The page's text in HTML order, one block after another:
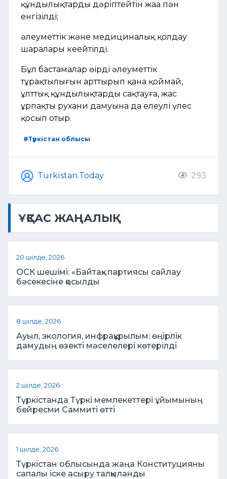
құндылықтарды дәріптейтін жаңа пән
енгізілді;
әлеуметтік және медициналық қолдау
шаралары кеңейтілді.
Бұл бастамалар өңірдің әлеуметтік
тұрақтылығын арттырып қана қоймай,
ұлттық құндылықтарды сақтауға, жас
ұрпақтың рухани дамуына да елеулі үлес
қосып отыр.
#Түркістан облысы
Turkistan.Today 293
ҰҚСАС ЖАҢАЛЫҚ
20 шілде, 2026
ОСК шешімі: «Байтақ» партиясы сайлау
бәсекесіне қосылды
8 шілде, 2026
Ауыл, экология, инфрақұрылым: өңірлік
дамудың өзекті мәселелері көтерілді
2 шілде, 2026
Түркістанда Түркі мемлекеттері ұйымының
бейресми Саммиті өтті
1 шілде, 2026
Түркістан облысында жаңа Конституцияны
сапалы іске асыру талқыланды